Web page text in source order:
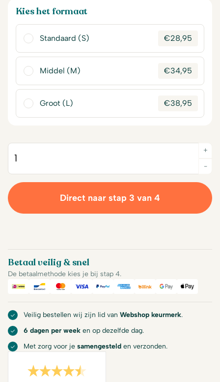
Kies het formaat
Standaard (S) €28,95
Middel (M) €34,95
Groot (L) €38,95
-
+
Direct naar stap 3 van 4
Betaal veilig & snel
De betaalmethode kies je bij stap 4.
iDeal Bancontact
Mastercard
Visa PayPalAmerican Express
BillinkGoogle Pay
Apple
Veilig bestellen wij zijn lid van Webshop keurmerk.
6 dagen per week en op dezelfde dag.
Met zorg voor je samengesteld en verzonden.